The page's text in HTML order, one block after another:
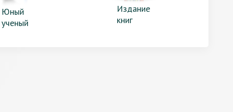
Юный
ученый
Издание
книг